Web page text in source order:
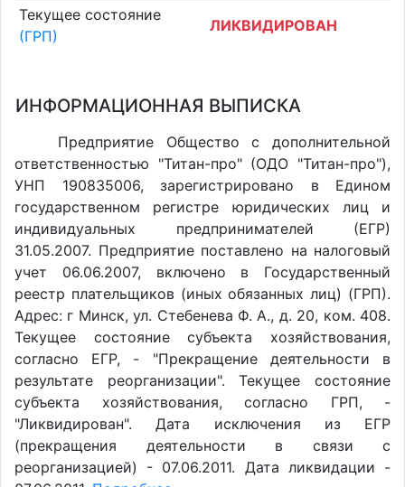
Текущее состояние
(ГРП)
ЛИКВИДИРОВАН
ИНФОРМАЦИОННАЯ ВЫПИСКА
Предприятие Общество с дополнительной
ответственностью "Титан-про" (ОДО "Титан-про"),
УНП 190835006, зарегистрировано в Едином
государственном регистре юридических лиц и
индивидуальных предпринимателей (ЕГР)
31.05.2007. Предприятие поставлено на налоговый
учет 06.06.2007, включено в Государственный
реестр плательщиков (иных обязанных лиц) (ГРП).
Адрес: г Минск, ул. Стебенева Ф. А., д. 20, ком. 408.
Текущее состояние субъекта хозяйствования,
согласно ЕГР, - "Прекращение деятельности в
результате реорганизации". Текущее состояние
субъекта хозяйствования, согласно ГРП, -
"Ликвидирован". Дата исключения из ЕГР
(прекращения деятельности в связи с
реорганизацией) - 07.06.2011. Дата ликвидации -